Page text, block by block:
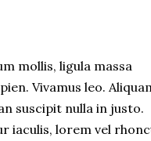
mollis, ligula massa
Vivamus leo.
suscipit nulla in justo.
iaculis, lorem vel